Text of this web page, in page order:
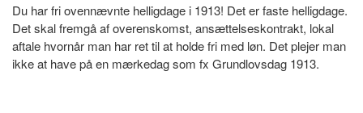
Du har fri ovennævnte helligdage i 1913! Det er faste helligdage.
Det skal fremgå af overenskomst, ansættelseskontrakt, lokal
aftale hvornår man har ret til at holde fri med løn. Det plejer man
ikke at have på en mærkedag som fx Grundlovsdag 1913.